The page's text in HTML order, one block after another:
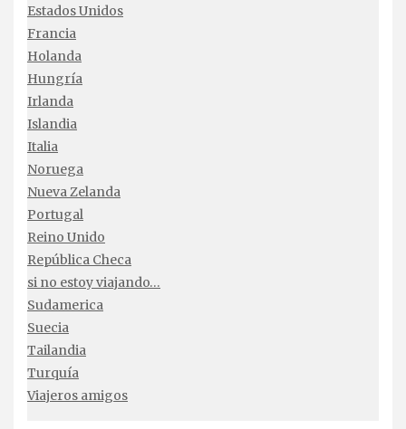
Estados Unidos
Francia
Holanda
Hungría
Irlanda
Islandia
Italia
Noruega
Nueva Zelanda
Portugal
Reino Unido
República Checa
si no estoy viajando…
Sudamerica
Suecia
Tailandia
Turquía
Viajeros amigos